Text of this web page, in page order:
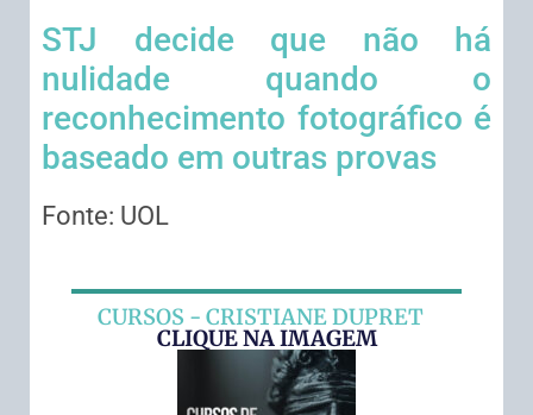
STJ decide que não há
nulidade quando o
reconhecimento fotográfico é
baseado em outras provas
Fonte: UOL
CURSOS - CRISTIANE DUPRET
CLIQUE NA IMAGEM